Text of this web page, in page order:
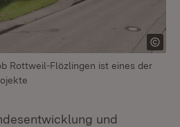
Rottweil-Flözlingen ist eines der
und